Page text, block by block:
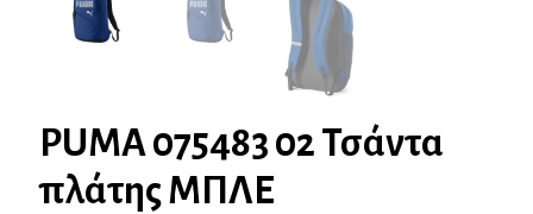
PUMA 075483 02 Τσάντα
πλάτης ΜΠΛΕ